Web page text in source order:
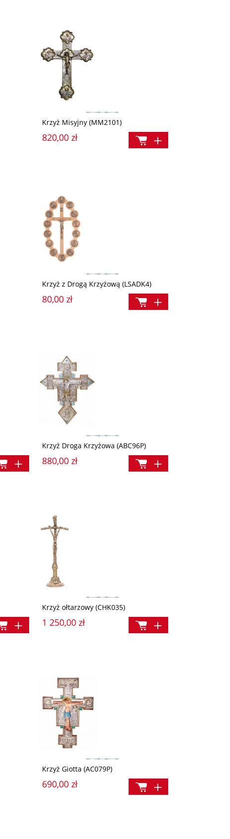
18,90 zł 29,90 zł
Krzyż Misyjny (MM2101)
820,00 zł
Krzyż z Drogą Krzyżową (LSADK4)
80,00 zł
Krzyż Droga Krzyżowa (ABC96P)
880,00 zł
Krzyż ołtarzowy (CHK035)
1 250,00 zł
Krzyż Giotta (AC079P)
690,00 zł